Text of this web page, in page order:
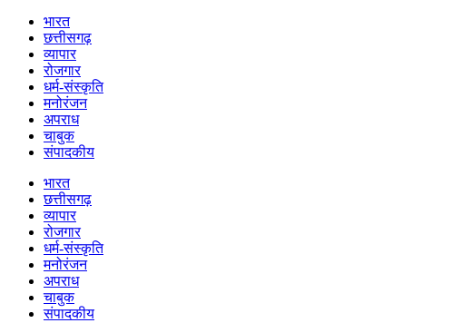
भारत
छत्तीसगढ़
व्यापार
रोजगार
धर्म-संस्कृति
मनोरंजन
अपराध
चाबुक
संपादकीय
भारत
छत्तीसगढ़
व्यापार
रोजगार
धर्म-संस्कृति
मनोरंजन
अपराध
चाबुक
संपादकीय